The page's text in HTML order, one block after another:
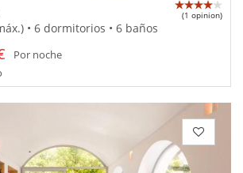
(1 opinion)
• 6 dormitorios • 6 baños
Por noche